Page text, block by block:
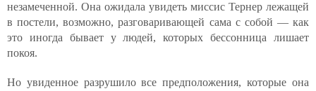
незамеченной. Она ожидала увидеть миссис Тернер лежащей
в постели, возможно, разговаривающей сама с собой — как
это иногда бывает у людей, которых бессонница лишает
покоя.
Но увиденное разрушило все предположения, которые она